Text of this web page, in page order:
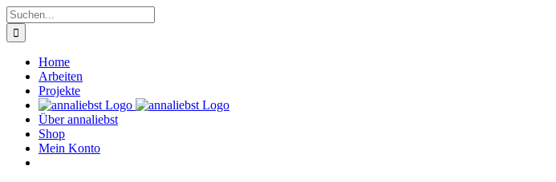
Zum
Inhalt
springen
Suche
nach:
Home
Arbeiten
Projekte
Über annaliebst
Shop
Mein Konto